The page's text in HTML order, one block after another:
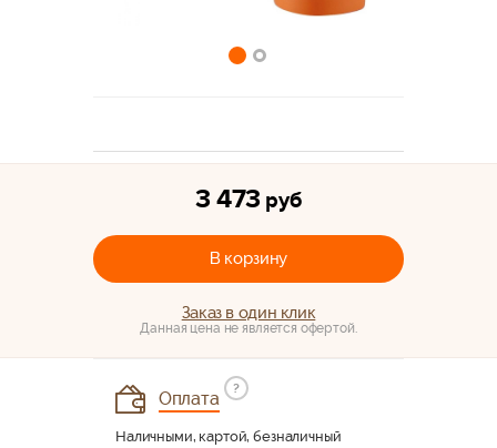
3 473 руб
В корзину
Заказ в один клик
Данная цена не является офертой.
Оплата
?
Наличными, картой, безналичный